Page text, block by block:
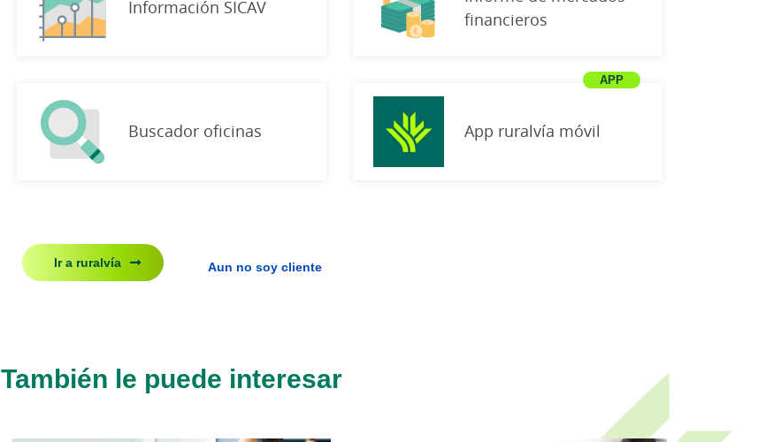
Información SICAV
financieros
Buscador oficinas App ruralvía móvil
Ir a ruralvía Aun no soy cliente
También le puede interesar